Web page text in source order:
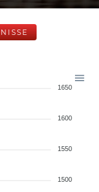
1650
1600
1550
1500